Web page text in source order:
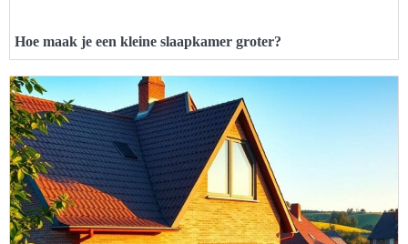
Hoe maak je een kleine slaapkamer groter?